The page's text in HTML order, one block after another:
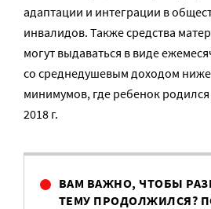
адаптации и интеграции в
инвалидов. Также средства
могут выдаваться в виде
со среднедушевым доходом
минимумов, где ребенок
2018 г.
ВАМ ВАЖНО, ЧТОБЫ
ТЕМУ ПРОДОЛЖИЛСЯ?